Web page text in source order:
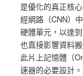
是優化的真正核
經網路（CNN）
硬體單元，以達
也直接影響資料
此片上記憶體（
速器的必要設計